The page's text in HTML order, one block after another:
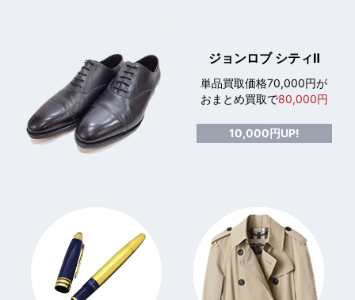
ジョンロブ シティⅡ
単品買取価格70,000円が
おまとめ買取で80,000円
10,000円UP!